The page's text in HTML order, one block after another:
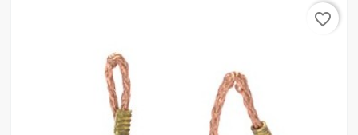
favorite_border